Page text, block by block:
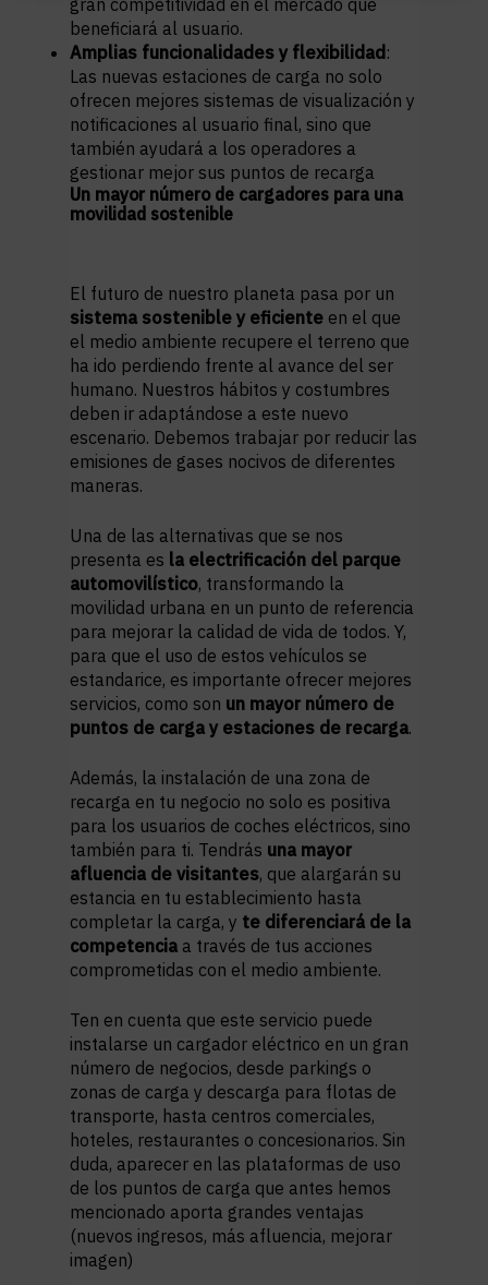
beneficiará al usuario.
Amplias funcionalidades y flexibilidad:
Las nuevas estaciones de carga no solo
ofrecen mejores sistemas de visualización y
notificaciones al usuario final, sino que
también ayudará a los operadores a
gestionar mejor sus puntos de recarga
Un mayor número de cargadores para una
movilidad sostenible
El futuro de nuestro planeta pasa por un
sistema sostenible y eficiente en el que
el medio ambiente recupere el terreno que
ha ido perdiendo frente al avance del ser
humano. Nuestros hábitos y costumbres
deben ir adaptándose a este nuevo
escenario. Debemos trabajar por reducir las
emisiones de gases nocivos de diferentes
maneras.
Una de las alternativas que se nos
presenta es la electrificación del parque
automovilístico, transformando la
movilidad urbana en un punto de referencia
para mejorar la calidad de vida de todos. Y,
para que el uso de estos vehículos se
estandarice, es importante ofrecer mejores
servicios, como son un mayor número de
puntos de carga y estaciones de recarga.
Además, la instalación de una zona de
recarga en tu negocio no solo es positiva
para los usuarios de coches eléctricos, sino
también para ti. Tendrás una mayor
afluencia de visitantes, que alargarán su
estancia en tu establecimiento hasta
completar la carga, y te diferenciará de la
competencia a través de tus acciones
comprometidas con el medio ambiente.
Ten en cuenta que este servicio puede
instalarse un cargador eléctrico en un gran
número de negocios, desde parkings o
zonas de carga y descarga para flotas de
transporte, hasta centros comerciales,
hoteles, restaurantes o concesionarios. Sin
duda, aparecer en las plataformas de uso
de los puntos de carga que antes hemos
mencionado aporta grandes ventajas
(nuevos ingresos, más afluencia, mejorar
imagen)